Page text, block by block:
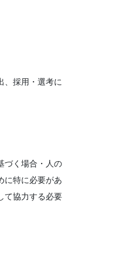
、採用・選考に
づく場合・人の
に特に必要があ
て協力する必要